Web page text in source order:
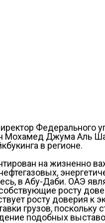
Федерального
Мохамед Джума Аль
в регионе.
на жизненно
в Абу-Даби. ОАЭ
росту
росту доверия к
грузов, поскольку
подобных